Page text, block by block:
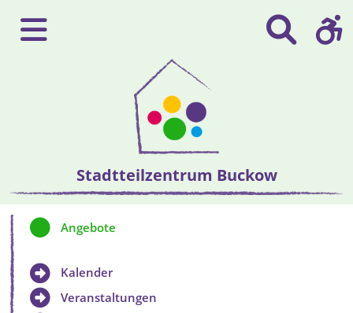
Stadtteilzentrum Buckow
Angebote
Kalender
Veranstaltungen